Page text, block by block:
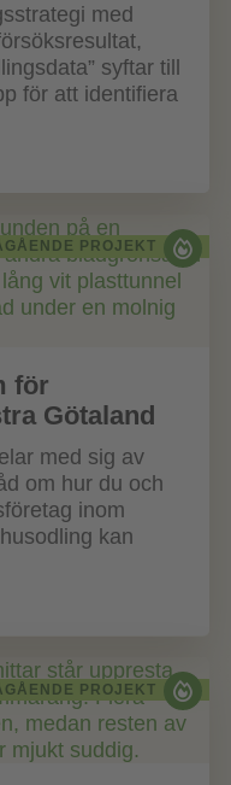
med
syftar till
för att identifiera
PROJEKT
för
Götaland
med sig av
om hur du och
inom
kan
PROJEKT